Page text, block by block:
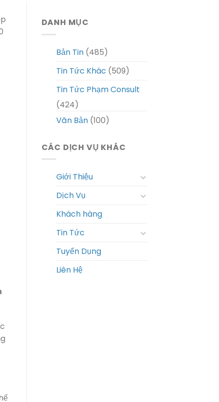
DANH MỤC
Bản Tin(485)
Tin Tức Khác (509)
Tin Tức Phạm Consult
(424)
Văn Bản(100)
CÁC DỊCH VỤ KHÁC
Giới Thiệu
Dịch Vụ
Khách hàng
Tin Tức
Tuyển Dụng
Liên Hệ